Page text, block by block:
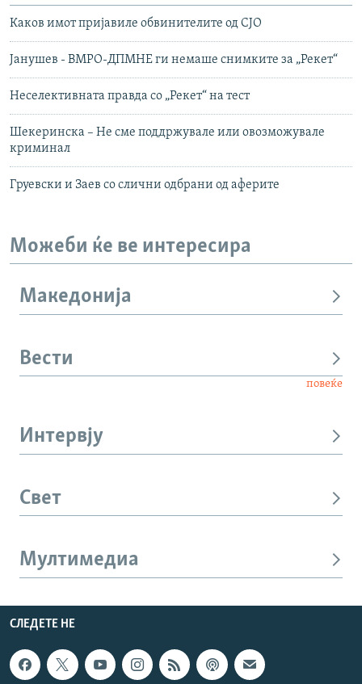
Каков имот пријавиле обвинителите од СЈО
Јанушев - ВМРО-ДПМНЕ ги немаше снимките за „Рекет“
Неселективната правда со „Рекет“ на тест
Шекеринска – Не сме поддржувале или овозможувале
криминал
Груевски и Заев со слични одбрани од аферите
Можеби ќе ве интересира
Македонија
Вести
повеќе
Интервју
Свет
Мултимедиа
СЛЕДЕТЕ НЕ